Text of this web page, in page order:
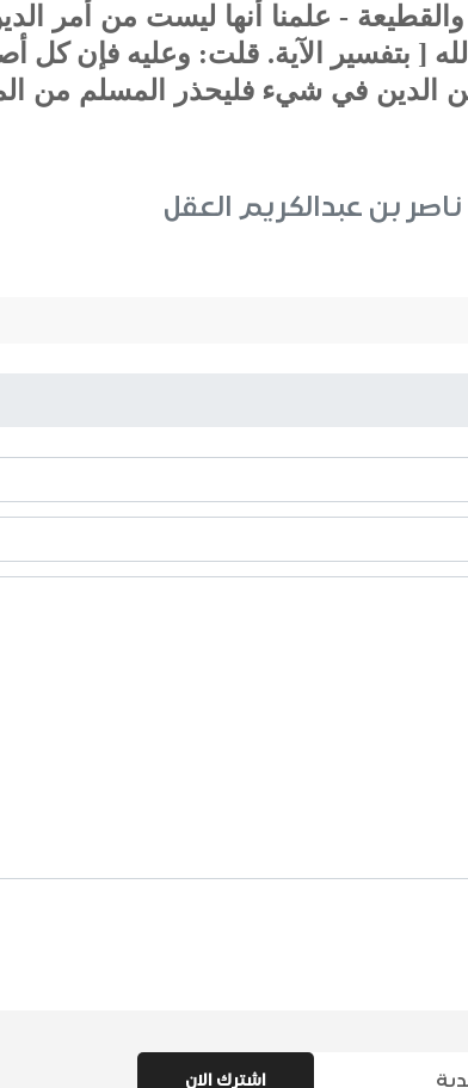
والقطيعة - علمنا أنها ليست من أمر
[ بتفسير الآية. قلت: وعليه فإن كل
الدين في شيء فليحذر المسلم من
بن عبدالكريم العقل